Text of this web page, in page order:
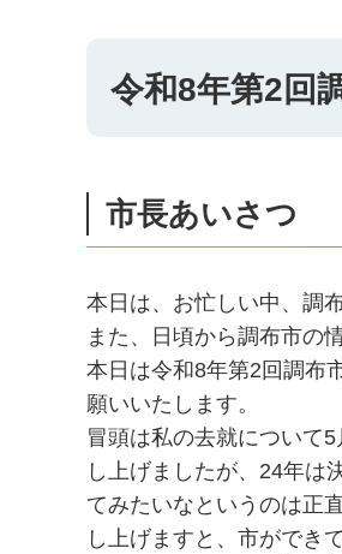
令和8年第2回
市長あいさつ
本日は、お忙しい中、調
また、日頃から調布市の
本日は令和8年第2回調布
願いいたします。
冒頭は私の去就について
し上げましたが、24年は
てみたいなというのは正
し上げますと、市ができ